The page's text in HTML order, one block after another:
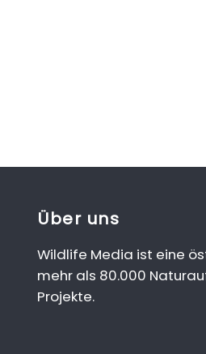
Über uns
Wildlife Media ist eine
mehr als 80.000
Projekte.